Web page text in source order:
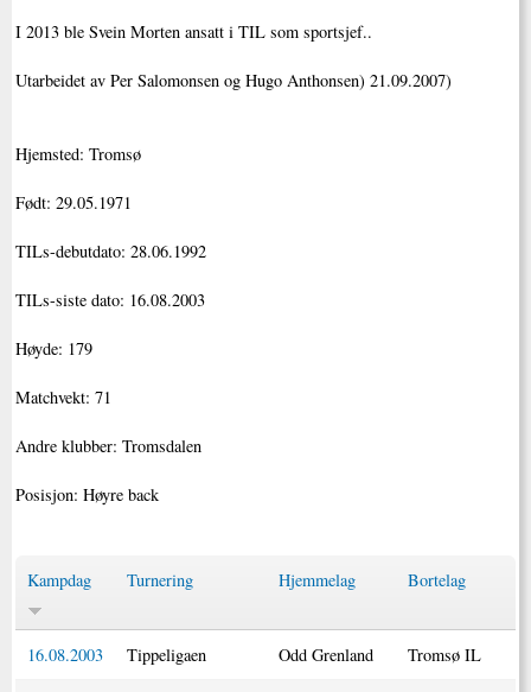
I 2013 ble Svein Morten ansatt i TIL som sportsjef..
Utarbeidet av Per Salomonsen og Hugo Anthonsen) 21.09.2007)
Hjemsted: Tromsø
Født: 29.05.1971
TILs-debutdato: 28.06.1992
TILs-siste dato: 16.08.2003
Høyde: 179
Matchvekt: 71
Andre klubber: Tromsdalen
Posisjon: Høyre back
Kampdag Turnering Hjemmelag Bortelag
16.08.2003 Tippeligaen Odd Grenland Tromsø IL